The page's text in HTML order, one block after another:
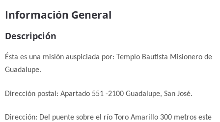
Información General
Descripción
Ésta es una misión auspiciada por: Templo Bautista Misionero de
Guadalupe.
Dirección postal: Apartado 551 -2100 Guadalupe, San José.
Dirección: Del puente sobre el río Toro Amarillo 300 metros este